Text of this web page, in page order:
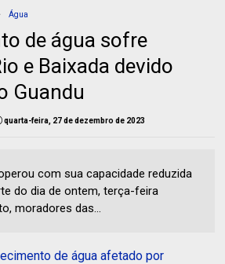
Água
de água sofre
e Baixada devido
Guandu
quarta-feira, 27 de dezembro de 2023
com sua capacidade reduzida
do dia de ontem, terça-feira
moradores das...
de água afetado por